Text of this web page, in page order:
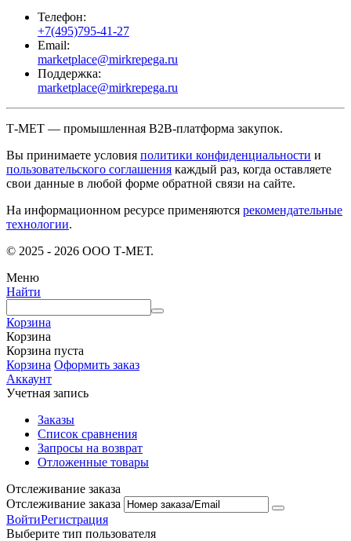
Телефон:
+7(495)795-41-27
Email:
marketplace@mirkrepega.ru
Поддержка:
marketplace@mirkrepega.ru
Т-МЕТ — промышленная B2B-платформа закупок.
Вы принимаете условия политики конфиденциальности и
пользовательского соглашения каждый раз, когда оставляете
свои данные в любой форме обратной связи на сайте.
На информационном ресурсе применяются рекомендательные
технологии.
© 2025 - 2026 ООО Т-МЕТ.
Меню
Найти
Корзина
Корзина
Корзина пуста
Корзина Оформить заказ
Аккаунт
Учетная запись
Заказы
Список сравнения
Запросы на возврат
Отложенные товары
Отслеживание заказа
Отслеживание заказа
ВойтиРегистрация
Выберите тип пользователя